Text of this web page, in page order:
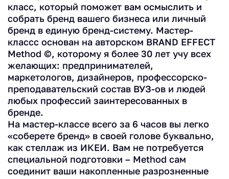
класс, который поможет вам осмыслить и
собрать бренд вашего бизнеса или личный
бренд в единую бренд-систему. Мастер-
классс основан на авторском BRAND EFFECT
Method ©, которому я более 30 лет учу всех
желающих: предпринимателей,
маркетологов, дизайнеров, профессорско-
преподавательский состав ВУЗ-ов и людей
любых профессий заинтересованных в
бренде.
На мастер-классе всего за 6 часов вы легко
«соберете бренд» в своей голове буквально,
как стеллаж из ИКЕИ. Вам не потребуется
специальной подготовки – Method сам
соединит ваши накопленные разрозненные